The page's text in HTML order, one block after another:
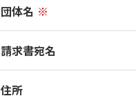
団体名 ※
請求書宛名
住所